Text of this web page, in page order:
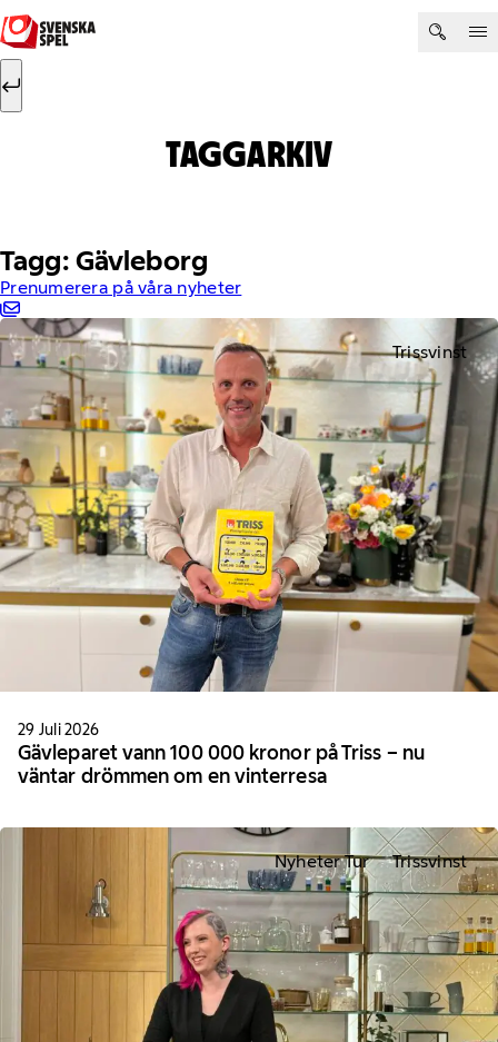
Hoppa till innehåll
Sök efter:
TAGGARKIV
Tagg: Gävleborg
Prenumerera på våra nyheter
Trissvinst
29 Juli 2026
Gävleparet vann 100 000 kronor på Triss – nu
väntar drömmen om en vinterresa
Nyheter Tur Trissvinst